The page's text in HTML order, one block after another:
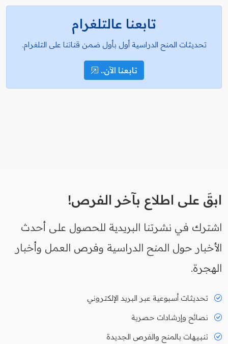
تابعنا عالتلغرام
تحديثات المنح الدراسية أول بأول ضمن قناتنا على التلغرام.
تابعنا الآن..
ابقَ على اطلاع بآخر الفرص!
اشترك في نشرتنا البريدية للحصول على أحدث
الأخبار حول المنح الدراسية وفرص العمل وأخبار
الهجرة.
تحديثات أسبوعية عبر البريد الإلكتروني
نصائح وإرشادات حصرية
تنبيهات بالمنح والفرص الجديدة